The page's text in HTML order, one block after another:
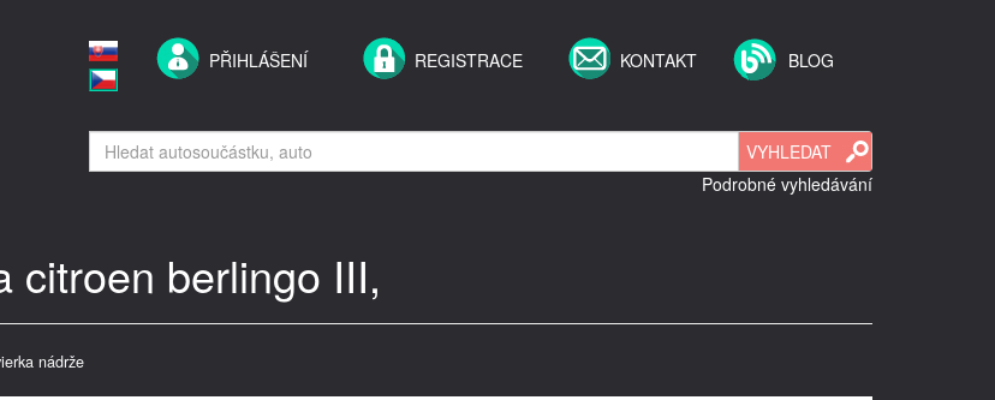
PŘIHLÁŠENÍ REGISTRACE KONTAKT BLOG
Podrobné vyhledávání
citroen berlingo III,
nádrže